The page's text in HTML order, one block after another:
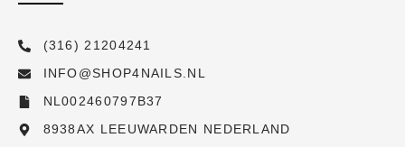
(316) 21204241
INFO@SHOP4NAILS.NL
NL002460797B37
8938AX LEEUWARDEN NEDERLAND